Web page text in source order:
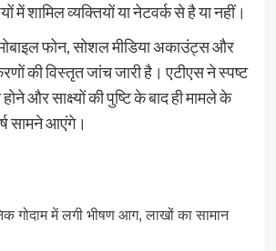
में शामिल व्यक्तियों या नेटवर्क से है या नहीं।
फोन, सोशल मीडिया अकाउंट्स और
की विस्तृत जांच जारी है। एटीएस ने स्पष्ट
और साक्ष्यों की पुष्टि के बाद ही मामले के
सामने आएंगे।
गोदाम में लगी भीषण आग, लाखों का सामान